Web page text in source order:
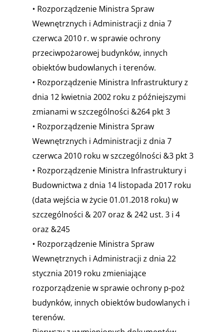
• Rozporządzenie Ministra Spraw
Wewnętrznych i Administracji z dnia 7
czerwca 2010 r. w sprawie ochrony
przeciwpożarowej budynków, innych
obiektów budowlanych i terenów.
• Rozporządzenie Ministra Infrastruktury z
dnia 12 kwietnia 2002 roku z późniejszymi
zmianami w szczególności &264 pkt 3
• Rozporządzenie Ministra Spraw
Wewnętrznych i Administracji z dnia 7
czerwca 2010 roku w szczególności &3 pkt 3
• Rozporządzenie Ministra Infrastruktury i
Budownictwa z dnia 14 listopada 2017 roku
(data wejścia w życie 01.01.2018 roku) w
szczególności & 207 oraz & 242 ust. 3 i 4
oraz &245
• Rozporządzenie Ministra Spraw
Wewnętrznych i Administracji z dnia 22
stycznia 2019 roku zmieniające
rozporządzenie w sprawie ochrony p-poż
budynków, innych obiektów budowlanych i
terenów.